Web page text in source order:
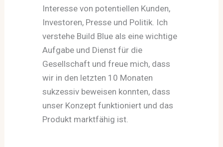
Interesse von potentiellen Kunden,
Investoren, Presse und Politik. Ich
verstehe Build Blue als eine wichtige
Aufgabe und Dienst für die
Gesellschaft und freue mich, dass
wir in den letzten 10 Monaten
sukzessiv beweisen konnten, dass
unser Konzept funktioniert und das
Produkt marktfähig ist.